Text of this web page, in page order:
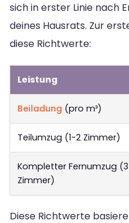
sich in erster Linie nach
deines Hausrats. Zur
diese Richtwerte:
Leistung
Beiladung (pro m³)
Teilumzug (1-2 Zimmer)
Kompletter Fernumzug
Zimmer)
Diese Richtwerte